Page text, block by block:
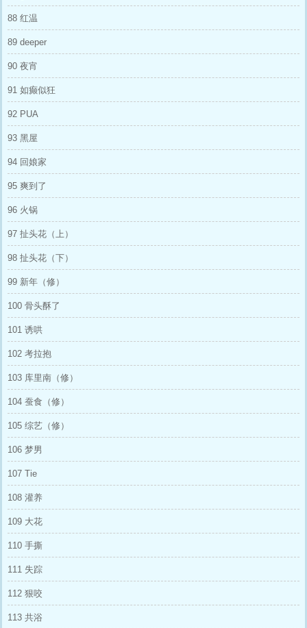
88 红温
89 deeper
90 夜宵
91 如癫似狂
92 PUA
93 黑屋
94 回娘家
95 爽到了
96 火锅
97 扯头花（上）
98 扯头花（下）
99 新年（修）
100 骨头酥了
101 诱哄
102 考拉抱
103 库里南（修）
104 蚕食（修）
105 综艺（修）
106 梦男
107 Tie
108 灌养
109 大花
110 手撕
111 失踪
112 狠咬
113 共浴